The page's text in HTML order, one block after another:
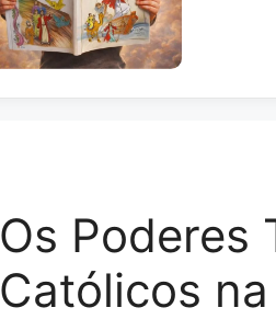
Os Poderes
Católicos